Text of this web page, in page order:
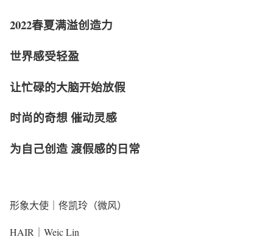
2022春夏满溢创造力
世界感受轻盈
让忙碌的大脑开始放假
时尚的奇想 催动灵感
为自己创造 渡假感的日常
形象大使｜佟凯玲（微风）
HAIR｜Weic Lin